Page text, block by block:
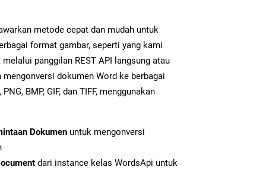
metode cepat dan mudah untuk
format gambar, seperti yang kami
panggilan REST API langsung atau
mengonversi dokumen Word ke berbagai
BMP, GIF, dan TIFF, menggunakan
Dokumen untuk mengonversi
dari instance kelas WordsApi untuk